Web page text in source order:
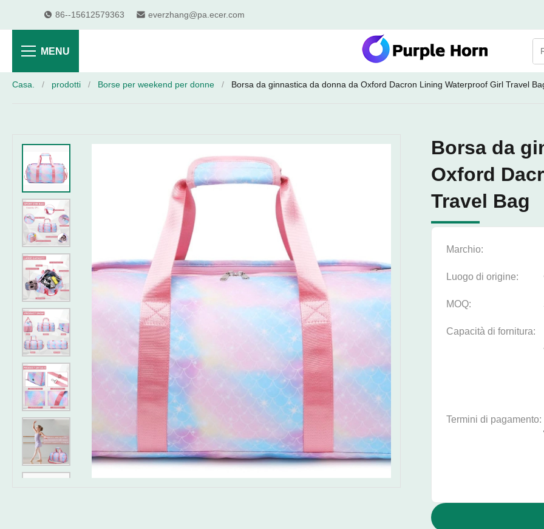
86--15612579363 everzhang@pa.ecer.com
MENU
Casa. / prodotti / Borse per weekend per donne / Borsa da ginnastica da donna da Oxford Dacron Lining Waterproof Girl Travel
Borsa da
Oxford
Travel Bag
Marchio:
Luogo di origine:
MOQ:
Capacità di fornitura:
Termini di pagamento: